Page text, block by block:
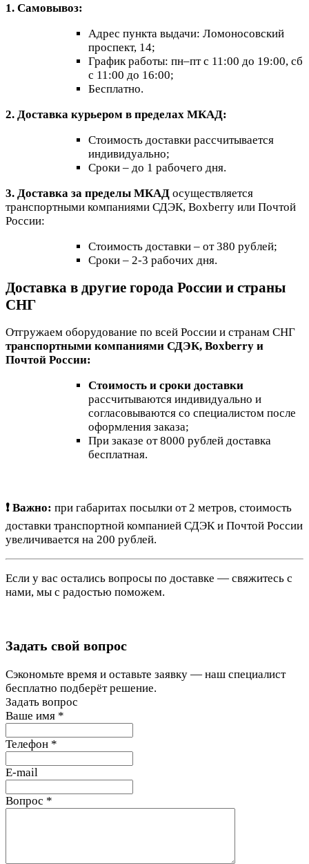
1. Самовывоз:
Адрес пункта выдачи: Ломоносовский
проспект, 14;
График работы: пн–пт с 11:00 до 19:00, сб
с 11:00 до 16:00;
Бесплатно.
2. Доставка курьером в пределах МКАД:
Стоимость доставки рассчитывается
индивидуально;
Сроки – до 1 рабочего дня.
3. Доставка за пределы МКАД осуществляется
транспортными компаниями СДЭК, Boxberry или Почтой
России:
Стоимость доставки – от 380 рублей;
Сроки – 2-3 рабочих дня.
Доставка в другие города России и страны
СНГ
Отгружаем оборудование по всей России и странам СНГ
транспортными компаниями СДЭК, Boxberry и
Почтой России:
Стоимость и сроки доставки
рассчитываются индивидуально и
согласовываются со специалистом после
оформления заказа;
При заказе от 8000 рублей доставка
бесплатная.
❗ Важно: при габаритах посылки от 2 метров, стоимость
доставки транспортной компанией СДЭК и Почтой России
увеличивается на 200 рублей.
Если у вас остались вопросы по доставке — свяжитесь с
нами, мы с радостью поможем.
Задать свой вопрос
Сэкономьте время и оставьте заявку — наш специалист
бесплатно подберёт решение.
Задать вопрос
Ваше имя *
Телефон *
E-mail
Вопрос *